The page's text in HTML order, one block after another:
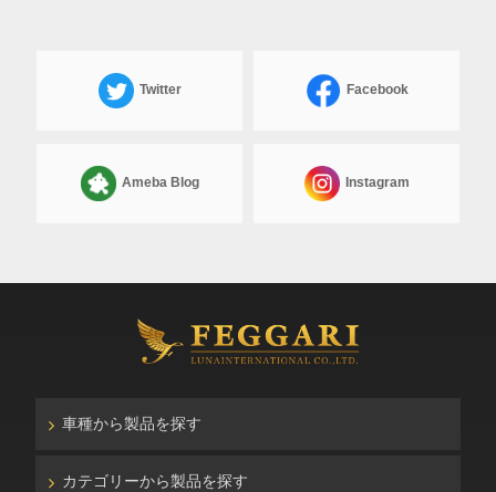
Twitter Facebook
Ameba Blog Instagram
車種から製品を探す
カテゴリーから製品を探す